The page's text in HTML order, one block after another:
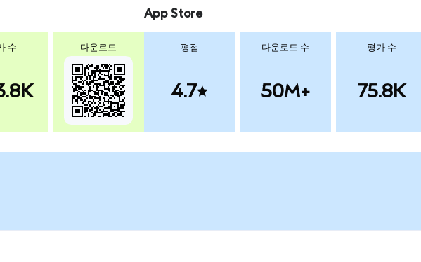
수 다운로드
App Store
평점
4.7
다운로드 수
50M+
평가 수
75.8K